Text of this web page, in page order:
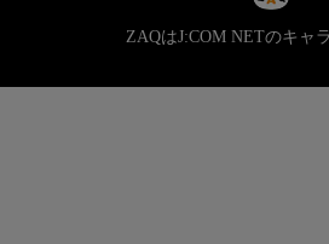
ZAQはJ:COM NETのキャ